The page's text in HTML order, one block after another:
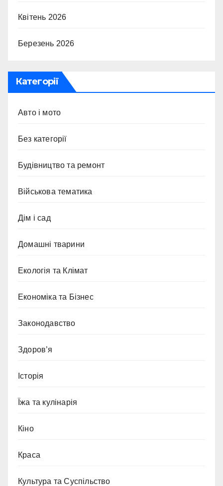
Квітень 2026
Березень 2026
Категорії
Авто і мото
Без категорії
Будівництво та ремонт
Військова тематика
Дім і сад
Домашні тварини
Екологія та Клімат
Економіка та Бізнес
Законодавство
Здоров’я
Історія
Їжа та кулінарія
Кіно
Краса
Культура та Суспільство